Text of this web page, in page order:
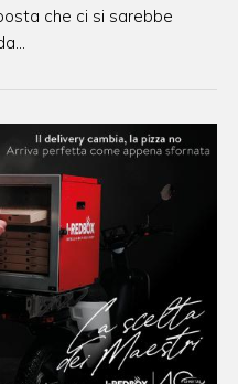
che ci si sarebbe